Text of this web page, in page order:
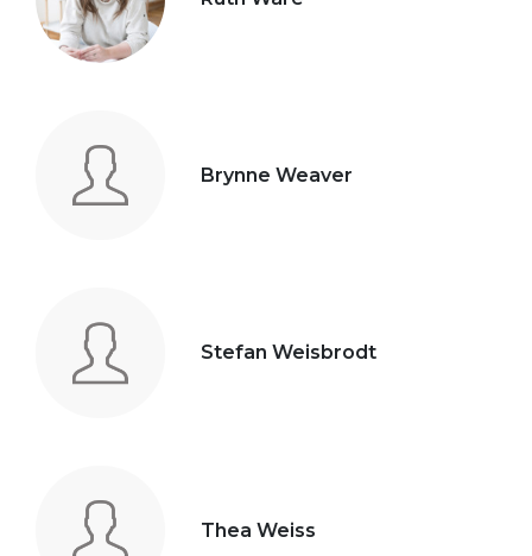
Brynne Weaver
Stefan Weisbrodt
Thea Weiss